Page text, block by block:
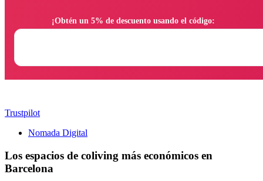
Trustpilot
Nomada Digital
Los espacios de coliving más económicos en
Barcelona